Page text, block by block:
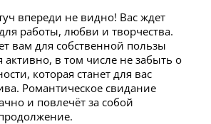
впереди не видно! Вас ждет
работы, любви и творчества.
вам для собственной пользы
активно, в том числе не забыть о
которая станет для вас
Романтическое свидание
и повлечёт за собой